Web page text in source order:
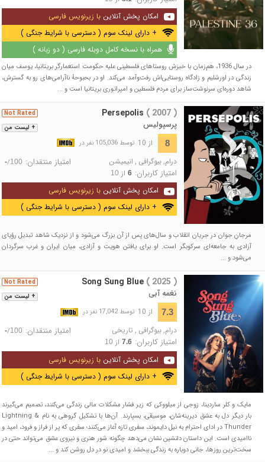
امکان پخش آنلاین با زیرنویس فارسی
+ دارای لینک سوم ( دسترسی با شرایط جنگی )
همراه با نسخه کامل دوبله فارسی ( دو زبانه )
در سال 1936، هم‌زمان با خیزش روستاهای فلسطینی علیه حکومت استعمارگر بریتانیا، یوسف میان
زندگی در اورشلیم و زادگاه روستایی‌اش رفت‌وآمد می‌کند. او در بحبوحهٔ ناآرامی‌های رو به گسترش،
شاهد دوره‌ای سرنوشت‌ساز برای مردم فلسطین و امپراتوری بریتانیا است و ...
+ لیست من
Not Rated Persepolis ( 2007 )
پرسپولیس
8 از 10 توسط 105,036 نفر در
درام,بیوگرافی , انیمیشن امتیاز منتقدان: -/100
امتیاز کاربران: 6از 10
امکان پخش آنلاین با زیرنویس فارسی
+ دارای لینک سوم ( دسترسی با شرایط جنگی )
مرجانِ جوان در جریان انقلاب و سال‌های پس از آن بزرگ می‌شود و از نزدیک شاهد تبدیل رؤیای
آزادی به جامعه‌ای سرکوبگر است. او برای یافتن هویت و آزادی، میان ایران و غرب سرگردان
می‌شود و ...
+ لیست من
Not Rated Song Sung Blue ( 2025 )
نغمه آبی
7.3 از 10 توسط 17,042 نفر در
درام,بیوگرافی , تاریخی امتیاز منتقدان: -/100
امتیاز کاربران: 7.6از 10
امکان پخش آنلاین با زیرنویس فارسی
+ دارای لینک سوم ( دسترسی با شرایط جنگی )
مایک و کلر ساردینا، زوجی از میلووکی که زیر فشار مشکلات مالی زندگی می‌کنند، تصمیم می‌گیرند
بار دیگر دل به عشق دیرینه‌شان، موسیقی، بسپارند. آن‌ها با تشکیل گروهی به نام Lightning &
Thunder در ادای احترام به نیل دایموند، سفری تازه آغاز می‌کنند؛ سفری که پر از فراز و فرود، امید و
ناامیدی است. این داستان دلنشین نشان می‌دهد چگونه شور هنری و نیروی عشق می‌تواند حتی در
سخت‌ترین روزها، جانی دوباره به زندگی ببخشد و امیدی نو در دل روشن کند و ...